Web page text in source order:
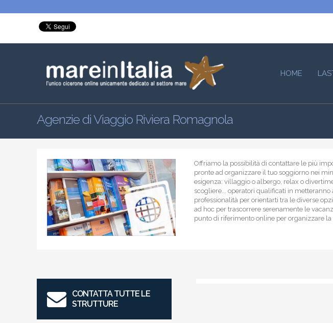
HOME
Agenzie di Viaggio Riviera Romagnola
Offriamo la possibilità di contattare le più
pronte ad organizzare il tuo soggiorno nei
esigenza: villaggio o albergo, relax o
scogliere... operatori qualificati in metteranno
professionalità per orientarti tra le diverse
ad hoc per trascorrere serenamente le
punto di riferimento online per organizzare la
CONTATTA TUTTE LE
STRUTTURE